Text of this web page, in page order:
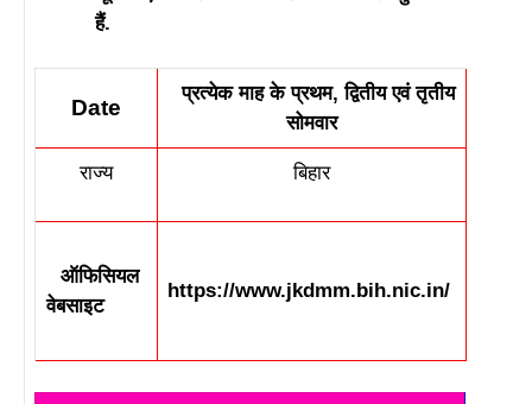
हैं.
Date
प्रत्येक माह के प्रथम, द्वितीय एवं तृतीय
सोमवार
राज्य बिहार
ऑफिसियल
वेबसाइट
https://www.jkdmm.bih.nic.in/